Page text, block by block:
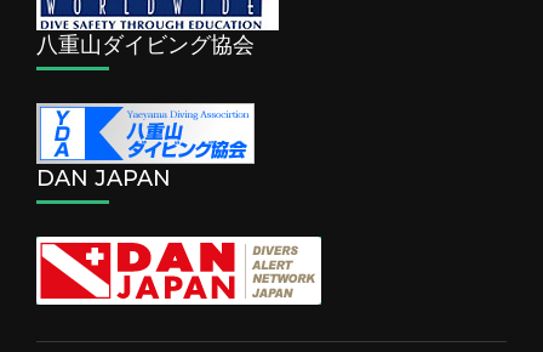
八重山ダイビング協会
DAN JAPAN